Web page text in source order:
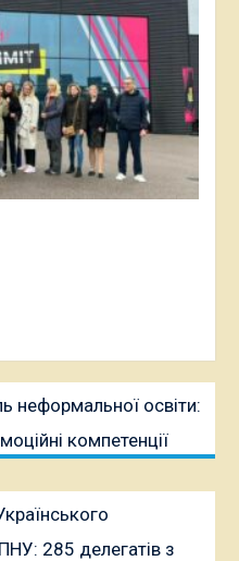
неформальної освіти:
компетенції
285 делегатів з